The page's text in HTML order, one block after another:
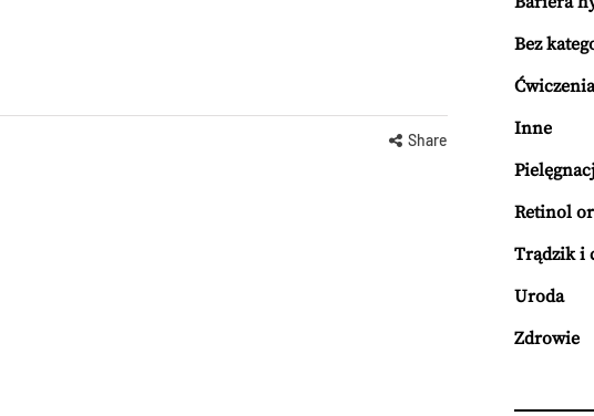
Share
Bez
Ćwiczenia
Inne
Retinol
Trądzik i
Uroda
Zdrowie